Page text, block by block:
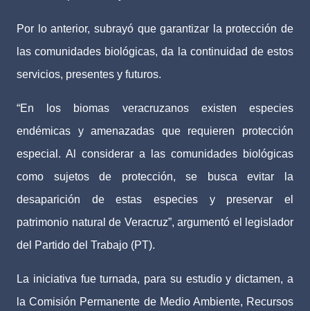
Por lo anterior, subrayó que garantizar la protección de
las comunidades biológicas, da la continuidad de estos
servicios, presentes y futuros.
“En los biomas veracruzanos existen especies
endémicas y amenazadas que requieren protección
especial. Al considerar a las comunidades biológicas
como sujetos de protección, se busca evitar la
desaparición de estas especies y preservar el
patrimonio natural de Veracruz”, argumentó el legislador
del Partido del Trabajo (PT).
La iniciativa fue turnada, para su estudio y dictamen, a
la Comisión Permanente de Medio Ambiente, Recursos